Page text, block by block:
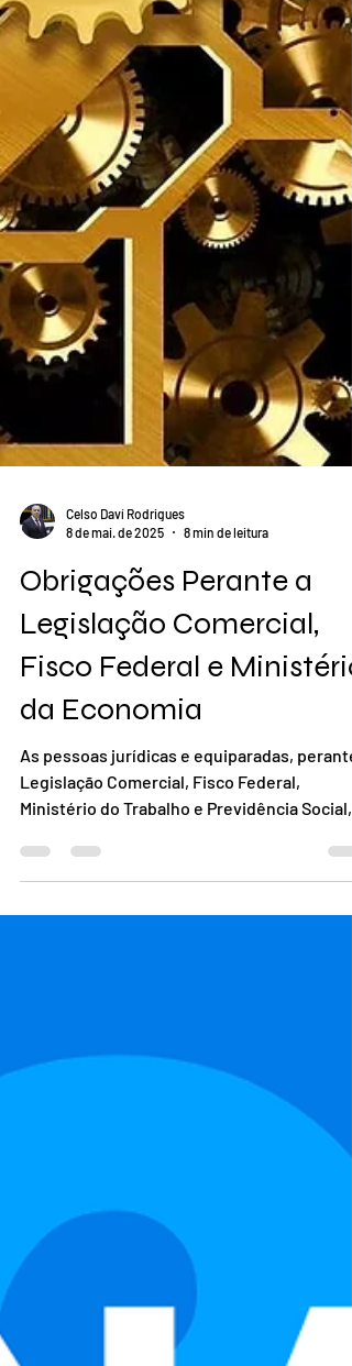
Celso Daví Rodrigues
8 de mai. de 2025
8 min de leitura
Obrigações Perante a
Legislação Comercial,
Fisco Federal e Ministério
da Economia
As pessoas jurídicas e equiparadas, perante
Legislação Comercial, Fisco Federal,